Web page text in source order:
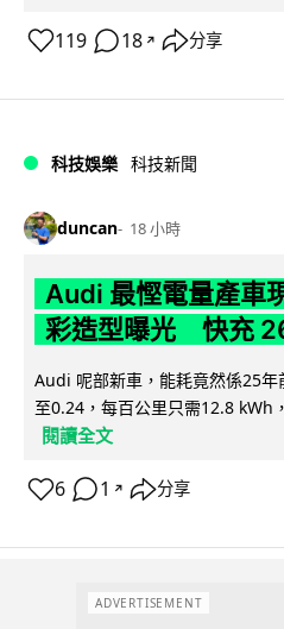
119 18 ↗ 分享
科技娛樂 科技新聞
duncan 18 小時
Audi 最慳電量產
彩造型曝光 快充
Audi 呢部新車，能耗竟然係25
至0.24，每百公里只需12.8 kWh
閱讀全文
6 1 ↗ 分享
ADVERTISEMENT